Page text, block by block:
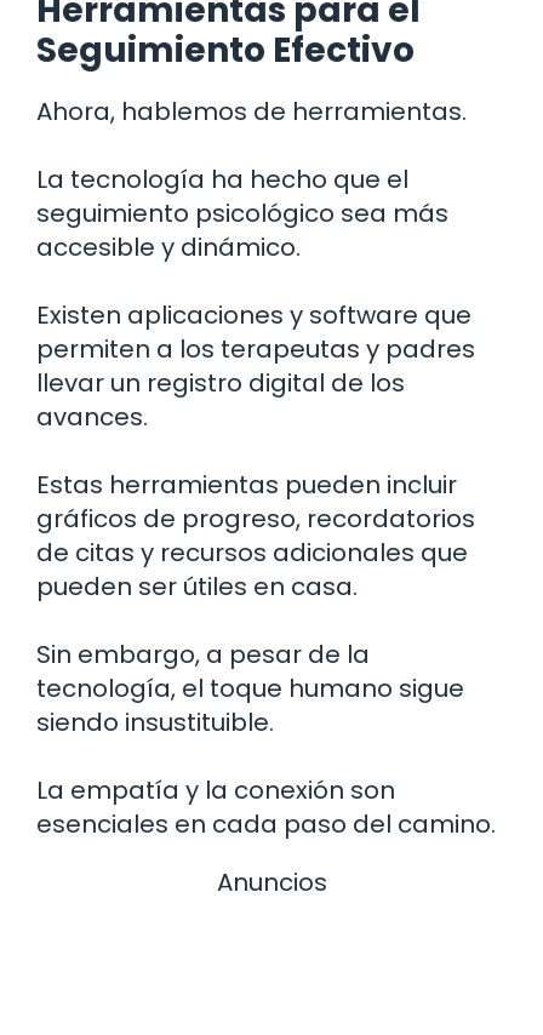
Herramientas para el
Seguimiento Efectivo
Ahora, hablemos de herramientas.
La tecnología ha hecho que el
seguimiento psicológico sea más
accesible y dinámico.
Existen aplicaciones y software que
permiten a los terapeutas y padres
llevar un registro digital de los
avances.
Estas herramientas pueden incluir
gráficos de progreso, recordatorios
de citas y recursos adicionales que
pueden ser útiles en casa.
Sin embargo, a pesar de la
tecnología, el toque humano sigue
siendo insustituible.
La empatía y la conexión son
esenciales en cada paso del camino.
Anuncios